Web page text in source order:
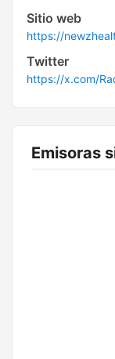
Sitio web
https://
Twitter
https://x.com/
Emisoras